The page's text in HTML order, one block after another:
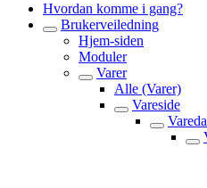
Hvordan komme i gang?
Brukerveiledning
Hjem-siden
Moduler
Varer
Alle (Varer)
Vareside